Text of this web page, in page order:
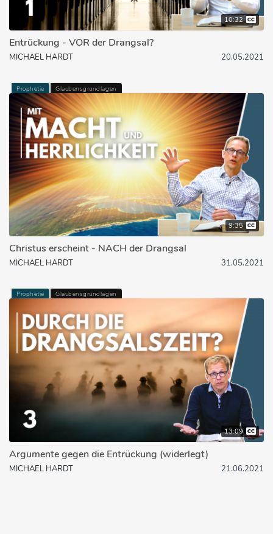
10:32
Entrückung - VOR der Drangsal?
MICHAEL HARDT 20.05.2021
Prophetie Glaubensgrundlagen
9:35
Christus erscheint - NACH der Drangsal
MICHAEL HARDT 31.05.2021
Prophetie Glaubensgrundlagen
13:09
Argumente gegen die Entrückung (widerlegt)
MICHAEL HARDT 21.06.2021